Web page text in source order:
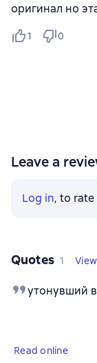
оригинал но
1 0
Leave a
Log in, to
Quotes 1
утонувший
Read online